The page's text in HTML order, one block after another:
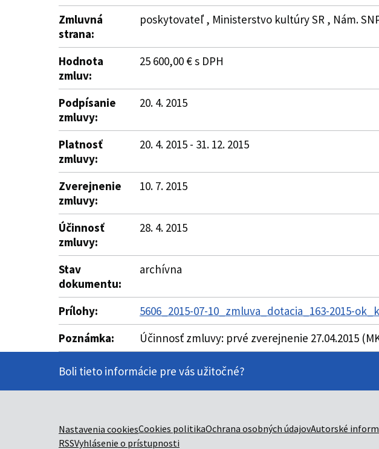
Zmluvná
strana:
poskytovateľ , Ministerstvo kultúry SR , Nám.
Hodnota
zmluv:
25 600,00 € s DPH
Podpísanie
zmluvy:
20. 4. 2015
Platnosť
zmluvy:
20. 4. 2015 - 31. 12. 2015
Zverejnenie
zmluvy:
10. 7. 2015
Účinnosť
zmluvy:
28. 4. 2015
Stav
dokumentu:
archívna
Prílohy:
5606_2015-07-10_zmluva_dotacia_163-2015-
Poznámka:
Účinnosť zmluvy: prvé zverejnenie 27.04.2015
Boli tieto informácie pre vás užitočné?
Nastavenia cookiesCookies politikaOchrana osobných údajovAutorské
RSSVyhlásenie o prístupnosti